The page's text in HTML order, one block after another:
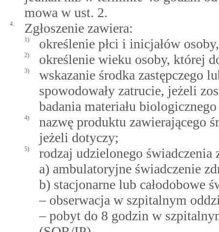
mowa w ust. 2.
4. Zgłoszenie zawiera:
1) określenie płci i inicjałów
2) określenie wieku osoby, której
3)
wskazanie środka zastępczego
spowodowały zatrucie, jeżeli
badania materiału
4)
nazwę produktu zawierającego
jeżeli dotyczy;
5)
rodzaj udzielonego świadczenia
a) ambulatoryjne świadczenie
b) stacjonarne lub całodobowe
– obserwacja w szpitalnym
– pobyt do 8 godzin w